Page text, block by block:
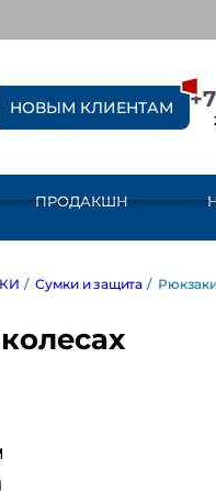
НОВЫМ КЛИЕНТАМ
ПРОДАКШН
/ Сумки и защита /
на